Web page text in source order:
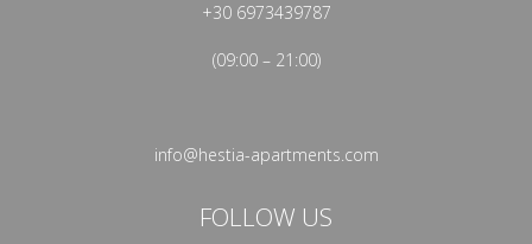
+30 6973439787
(09:00 – 21:00)
info@hestia-apartments.com
FOLLOW US